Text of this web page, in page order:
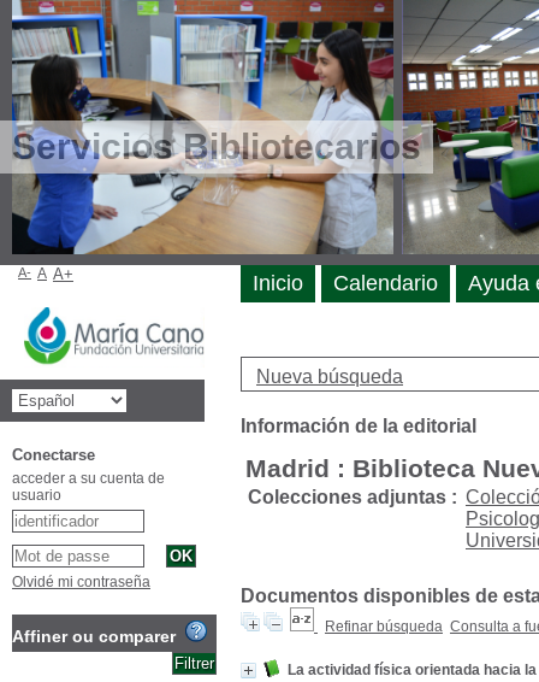
Servicios Bibliotecarios
Nueva búsqueda
Información de la editorial
Madrid : Biblioteca
Colecciones adjuntas :
Documentos disponibles de
Refinar búsqueda Consulta a
La actividad física orientada hacia
Inicio Calendario Ayuda
A- A A+
Conectarse
acceder a su cuenta de
usuario
Olvidé mi contraseña
Affiner ou comparer